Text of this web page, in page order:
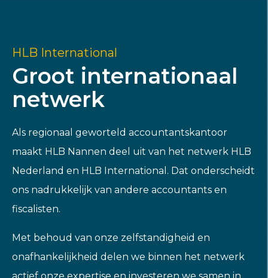
HLB International
Groot internationaal
netwerk
Als regionaal geworteld accountantskantoor
maakt HLB Nannen deel uit van het netwerk HLB
Nederland en HLB International. Dat onderscheidt
ons nadrukkelijk van andere accountants en
fiscalisten.
Met behoud van onze zelfstandigheid en
onafhankelijkheid delen we binnen het netwerk